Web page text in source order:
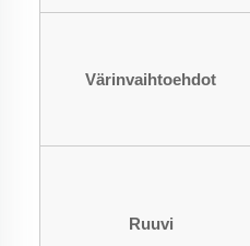
Värinvaihtoehdot
Ruuvi